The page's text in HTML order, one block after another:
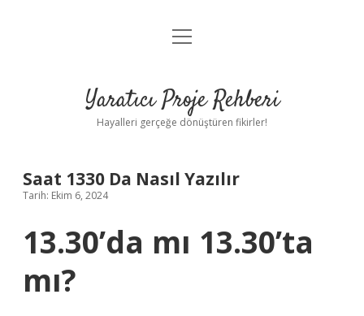
Anasayfa
Yasal Uyarı
menüyü
Yaratıcı Proje Rehberi
Hayalleri gerçeğe dönüştüren fikirler!
Saat 1330 Da Nasıl Yazılır
Tarih: Ekim 6, 2024
13.30’da mı 13.30’ta
mı?